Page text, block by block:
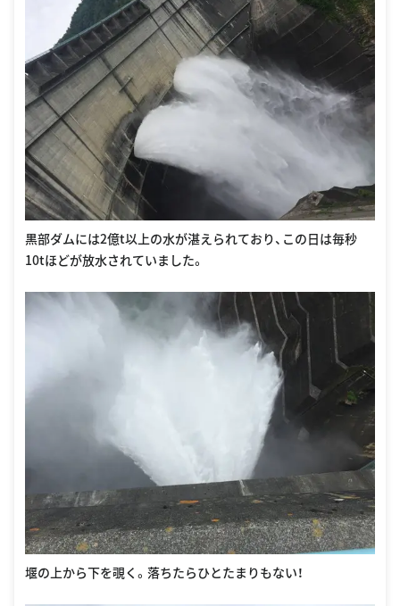
黒部ダムには2億t以上の水が湛えられており、この日は毎秒
10tほどが放水されていました。
堰の上から下を覗く。落ちたらひとたまりもない！